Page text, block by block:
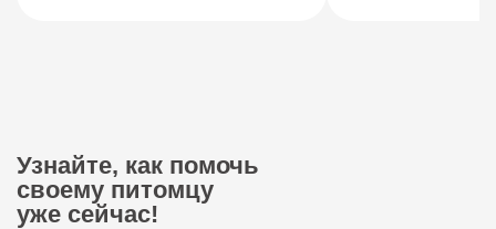
Узнайте, как помочь
своему питомцу
уже сейчас!